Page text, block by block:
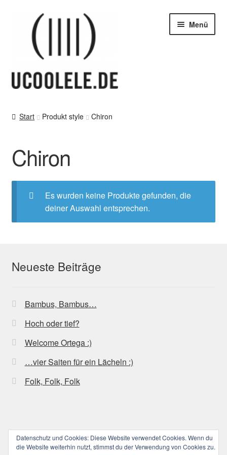
Navigation
springen
springen
Menü
SHOP
vor Ort – in Leipzig
Kontakt / Impressum / AGB & co
Start Produkt style Chiron
Chiron
Es wurden keine Produkte gefunden, die
deiner Auswahl entsprechen.
Neueste Beiträge
Bambus, Bambus…
Hoch oder tief?
Welcome Ortega :)
…vier Saiten für ein Lächeln :)
Folk, Folk, Folk
© ucoolele.de (||||) 2026
Datenschutz und Cookies: Diese Website verwendet Cookies. Wenn du
die Website weiterhin nutzt, stimmst du der Verwendung von Cookies zu.